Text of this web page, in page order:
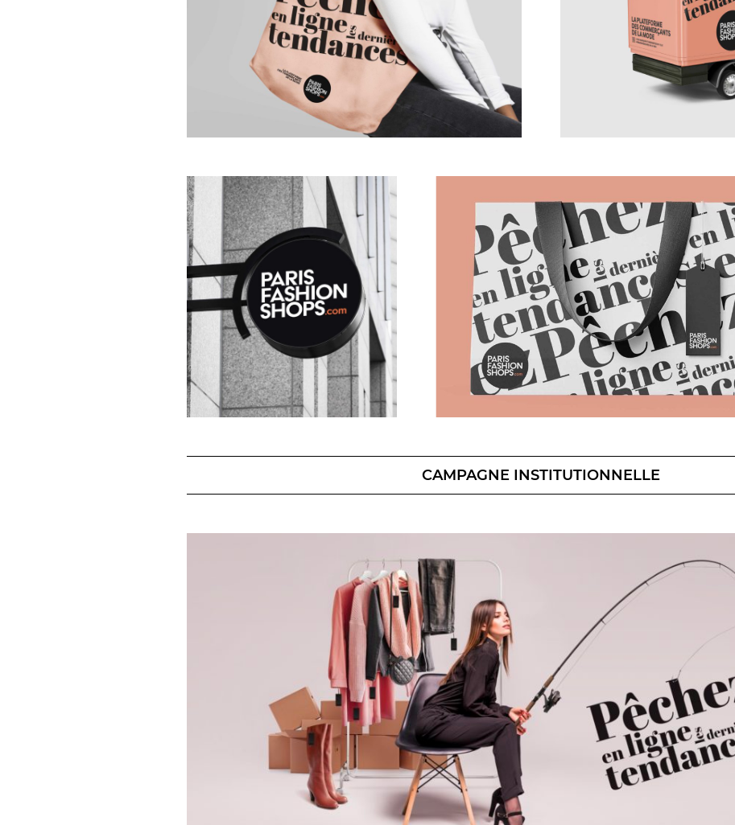
CAMPAGNE INSTITUTIONNELLE